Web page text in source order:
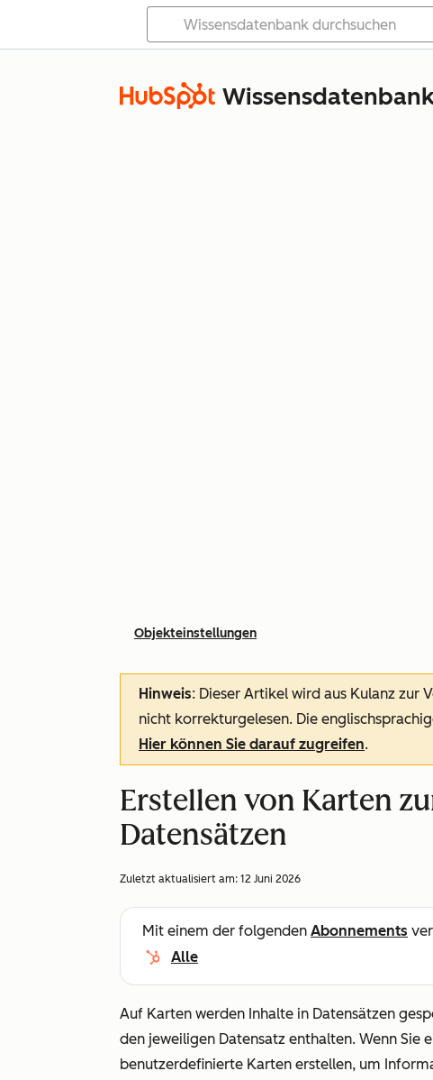
Objekteinstellungen
Hinweis: Dieser Artikel wird aus Kulanz zur
nicht korrekturgelesen. Die
Hier können Sie darauf zugreifen.
Erstellen von Karten
Datensätzen
Zuletzt aktualisiert am: 12 Juni 2026
Mit einem der folgenden Abonnements
Alle
Auf Karten werden Inhalte in Datensätzen
den jeweiligen Datensatz enthalten. Wenn Sie
benutzerdefinierte Karten erstellen, um